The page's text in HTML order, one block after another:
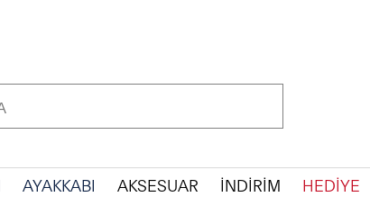
AYAKKABI AKSESUAR İNDİRİM HEDİYE